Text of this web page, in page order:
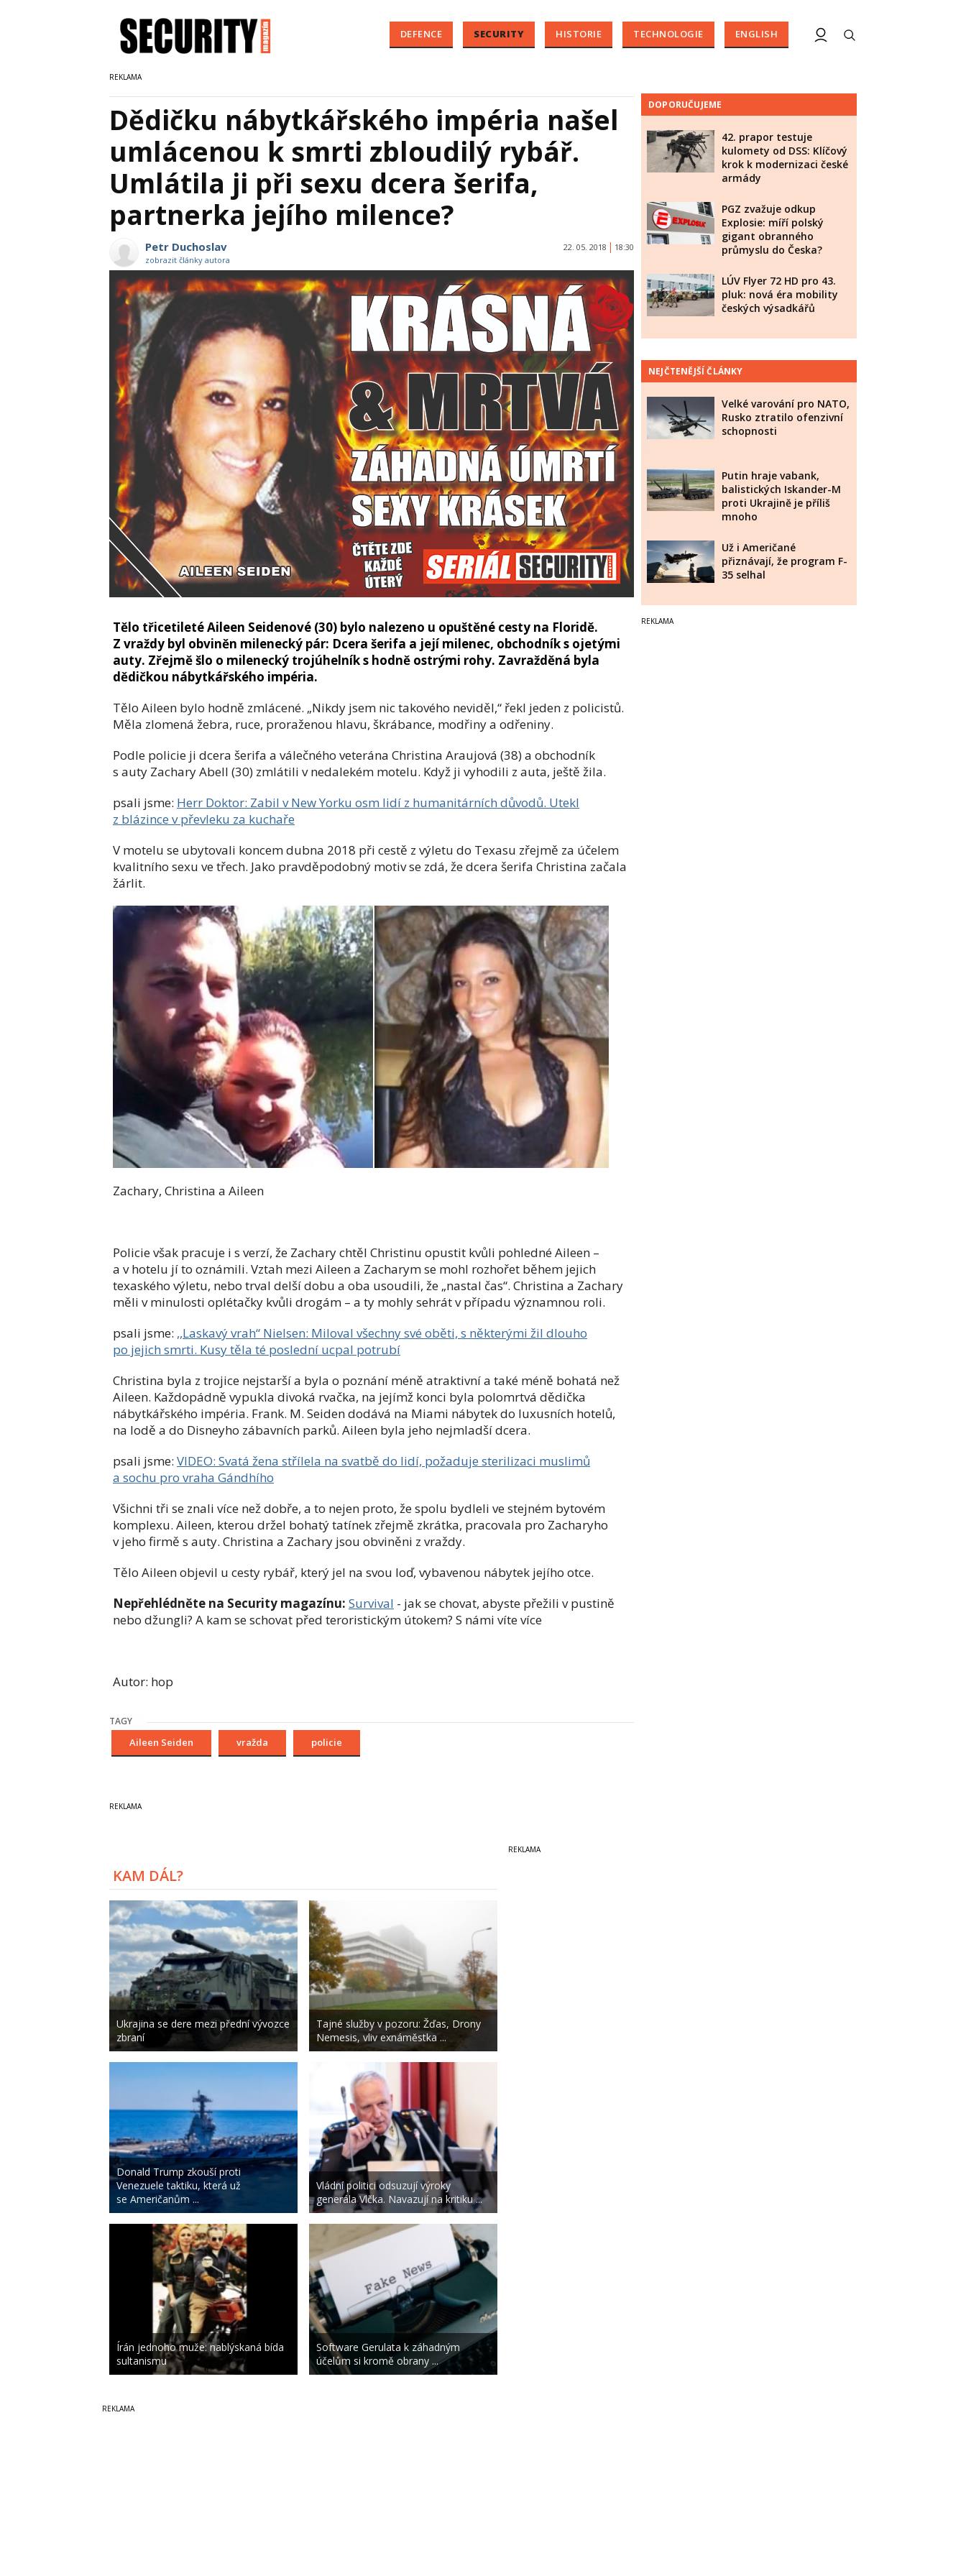
DEFENCE SECURITY HISTORIE TECHNOLOGIE ENGLISH
Dědičku nábytkářského impéria našel
umlácenou k smrti zbloudilý rybář.
Umlátila ji při sexu dcera šerifa,
partnerka jejího milence?
Petr Duchoslav
zobrazit články autora
22. 05. 2018 18:30
Tělo třicetileté Aileen Seidenové (30) bylo nalezeno u opuštěné cesty na Floridě.
Z vraždy byl obviněn milenecký pár: Dcera šerifa a její milenec, obchodník s ojetými
auty. Zřejmě šlo o milenecký trojúhelník s hodně ostrými rohy. Zavražděná byla
dědičkou nábytkářského impéria.
Tělo Aileen bylo hodně zmlácené. „Nikdy jsem nic takového neviděl,“ řekl jeden z policistů.
Měla zlomená žebra, ruce, proraženou hlavu, škrábance, modřiny a odřeniny.
Podle policie ji dcera šerifa a válečného veterána Christina Araujová (38) a obchodník
s auty Zachary Abell (30) zmlátili v nedalekém motelu. Když ji vyhodili z auta, ještě žila.
psali jsme: Herr Doktor: Zabil v New Yorku osm lidí z humanitárních důvodů. Utekl
z blázince v převleku za kuchaře
V motelu se ubytovali koncem dubna 2018 při cestě z výletu do Texasu zřejmě za účelem
kvalitního sexu ve třech. Jako pravděpodobný motiv se zdá, že dcera šerifa Christina začala
žárlit.
Zachary, Christina a Aileen
Policie však pracuje i s verzí, že Zachary chtěl Christinu opustit kvůli pohledné Aileen –
a v hotelu jí to oznámili. Vztah mezi Aileen a Zacharym se mohl rozhořet během jejich
texaského výletu, nebo trval delší dobu a oba usoudili, že „nastal čas“. Christina a Zachary
měli v minulosti oplétačky kvůli drogám – a ty mohly sehrát v případu významnou roli.
psali jsme: ,,Laskavý vrah“ Nielsen: Miloval všechny své oběti, s některými žil dlouho
po jejich smrti. Kusy těla té poslední ucpal potrubí
Christina byla z trojice nejstarší a byla o poznání méně atraktivní a také méně bohatá než
Aileen. Každopádně vypukla divoká rvačka, na jejímž konci byla polomrtvá dědička
nábytkářského impéria. Frank. M. Seiden dodává na Miami nábytek do luxusních hotelů,
na lodě a do Disneyho zábavních parků. Aileen byla jeho nejmladší dcera.
psali jsme: VIDEO: Svatá žena střílela na svatbě do lidí, požaduje sterilizaci muslimů
a sochu pro vraha Gándhího
Všichni tři se znali více než dobře, a to nejen proto, že spolu bydleli ve stejném bytovém
komplexu. Aileen, kterou držel bohatý tatínek zřejmě zkrátka, pracovala pro Zacharyho
v jeho firmě s auty. Christina a Zachary jsou obviněni z vraždy.
Tělo Aileen objevil u cesty rybář, který jel na svou loď, vybavenou nábytek jejího otce.
Nepřehlédněte na Security magazínu: Survival - jak se chovat, abyste přežili v pustině
nebo džungli? A kam se schovat před teroristickým útokem? S námi víte více
Autor: hop
TAGY
Aileen Seiden vražda policie
DOPORUČUJEME
42. prapor testuje
kulomety od DSS: Klíčový
krok k modernizaci české
armády
PGZ zvažuje odkup
Explosie: míří polský
gigant obranného
průmyslu do Česka?
LÚV Flyer 72 HD pro 43.
pluk: nová éra mobility
českých výsadkářů
NEJČTENĚJŠÍ ČLÁNKY
Velké varování pro NATO,
Rusko ztratilo ofenzivní
schopnosti
Putin hraje vabank,
balistických Iskander-M
proti Ukrajině je příliš
mnoho
Už i Američané
přiznávají, že program F-
35 selhal
KAM DÁL?
Ukrajina se dere mezi přední vývozce
zbraní
Donald Trump zkouší proti
Venezuele taktiku, která už
se Američanům ...
Írán jednoho muže: nablýskaná bída
sultanismu
Tajné služby v pozoru: Žďas, Drony
Nemesis, vliv exnáměstka ...
Vládní politici odsuzují výroky
generála Vlčka. Navazují na kritiku ...
Software Gerulata k záhadným
účelům si kromě obrany ...